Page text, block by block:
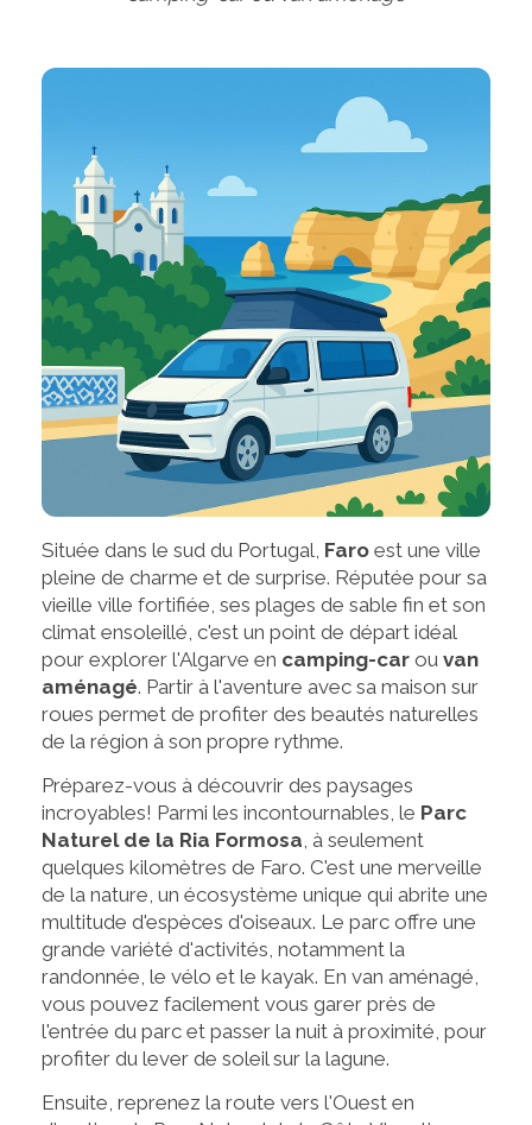
Située dans le sud du Portugal, Faro est une ville
pleine de charme et de surprise. Réputée pour sa
vieille ville fortifiée, ses plages de sable fin et son
climat ensoleillé, c'est un point de départ idéal
pour explorer l'Algarve en camping-car ou van
aménagé. Partir à l'aventure avec sa maison sur
roues permet de profiter des beautés naturelles
de la région à son propre rythme.
Préparez-vous à découvrir des paysages
incroyables! Parmi les incontournables, le Parc
Naturel de la Ria Formosa, à seulement
quelques kilomètres de Faro. C'est une merveille
de la nature, un écosystème unique qui abrite une
multitude d'espèces d'oiseaux. Le parc offre une
grande variété d'activités, notamment la
randonnée, le vélo et le kayak. En van aménagé,
vous pouvez facilement vous garer près de
l'entrée du parc et passer la nuit à proximité, pour
profiter du lever de soleil sur la lagune.
Ensuite, reprenez la route vers l'Ouest en